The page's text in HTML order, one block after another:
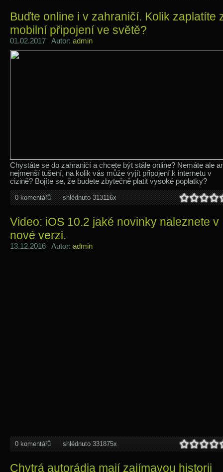
Buďte online i v zahraničí. Kolik zaplatíte
mobilní připojení ve světě?
01.02.2017 Autor: admin
Chystáte se do zahraničí a chcete být stále online? Nemáte ale
nejmenší tušení, na kolik vás může vyjít připojení k internetu v
cizině? Bojíte se, že budete zbytečně platit vysoké poplatky?
0 komentářů shlédnuto 313116x
Video: iOS 10.2 jaké novinky naleznete v
nové verzi.
13.12.2016 Autor: admin
0 komentářů shlédnuto 331875x
Chytrá autorádia mají zajímavou historii